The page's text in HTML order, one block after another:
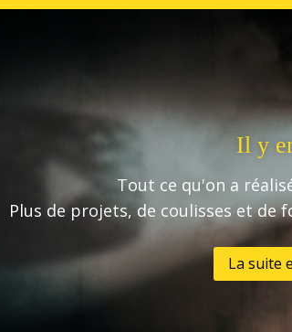
Il y
Tout ce qu'on a
Plus de projets, de coulisses et de
La suite